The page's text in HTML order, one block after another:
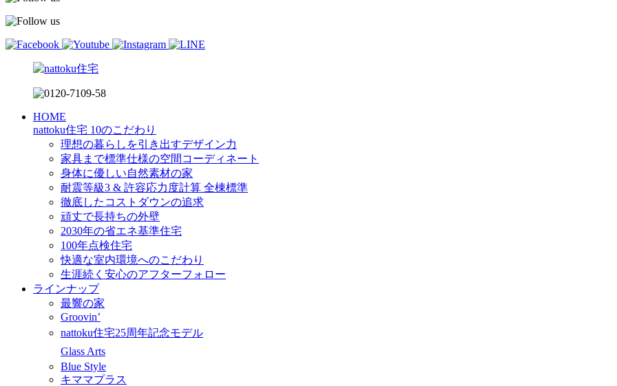
HOME
nattoku住宅 10のこだわり
理想の暮らしを引き出すデザイン力
家具まで標準仕様の空間コーディネート
身体に優しい自然素材の家
耐震等級3 & 許容応力度計算 全棟標準
徹底したコストダウンの追求
頑丈で長持ちの外壁
2030年の省エネ基準住宅
100年点検住宅
快適な室内環境へのこだわり
生涯続く安心のアフターフォロー
ラインナップ
最響の家
Groovin’
nattoku住宅25周年記念モデル
Glass Arts
Blue Style
キママプラス